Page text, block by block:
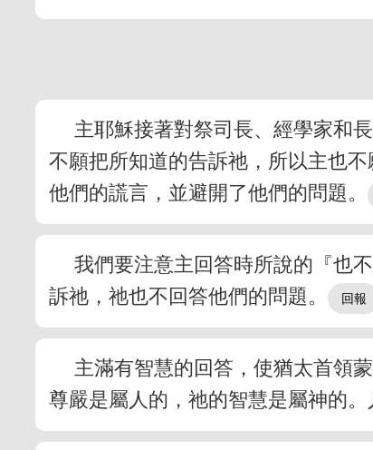
主耶穌接著對祭司長、經學家和
不願把所知道的告訴祂，所以主也
他們的謊言，並避開了他們的問題。
我們要注意主回答時所說的『也
訴祂，祂也不回答他們的問題。
主滿有智慧的回答，使猶太首領
尊嚴是屬人的，祂的智慧是屬神的